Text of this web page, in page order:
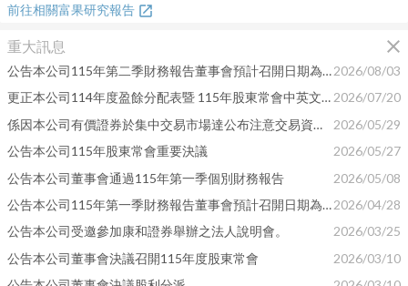
前往相關富果研究報告 open_in_new
重大訊息 close
公告本公司115年第二季財務報告董事會預計召開日期為 115年8月11日2026/08/03
更正本公司114年度盈餘分配表暨 115年股東常會中英文議事手冊及議事錄相關內容 2026/07/20
係因本公司有價證券於集中交易市場達公布注意交易資訊標準， 故公布相關財務業務等重大訊息，以利投資人區別瞭解。
2026/05/29
公告本公司115年股東常會重要決議
2026/05/27
公告本公司董事會通過115年第一季個別財務報告
2026/05/08
公告本公司115年第一季財務報告董事會預計召開日期為 115年5月8日2026/04/28
公告本公司受邀參加康和證券舉辦之法人說明會。
2026/03/25
公告本公司董事會決議召開115年度股東常會
2026/03/10